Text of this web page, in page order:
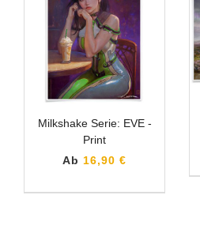
Milkshake Serie: EVE -
Print
Ab 16,90 €